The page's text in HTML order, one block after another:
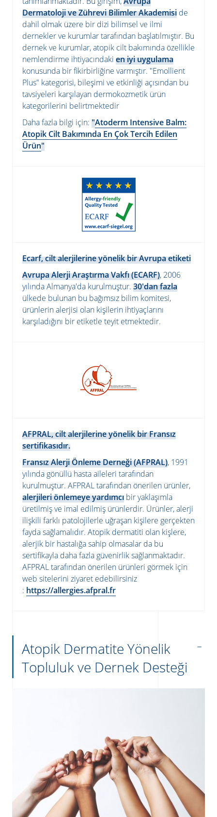
Dermatoloji ve Zührevi Bilimler Akademisi de
dahil olmak üzere bir dizi bilimsel ve ilmi
dernekler ve kurumlar tarafından başlatılmıştır. Bu
dernek ve kurumlar, atopik cilt bakımında özellikle
nemlendirme ihtiyacındaki en iyi uygulama
konusunda bir fikirbirliğine varmıştır. "Emollient
Plus" kategorisi, bileşimi ve etkinliği açısından bu
tavsiyeleri karşılayan dermokozmetik ürün
kategorilerini belirtmektedir
Daha fazla bilgi için: "Atoderm Intensive Balm:
Atopik Cilt Bakımında En Çok Tercih Edilen
Ürün"
Ecarf,cilt alerjilerine yönelik bir Avrupa etiketi
Avrupa Alerji Araştırma Vakfı (ECARF), 2006
yılında Almanya'da kurulmuştur. 30'dan fazla
ülkede bulunan bu bağımsız bilim komitesi,
ürünlerin alerjisi olan kişilerin ihtiyaçlarını
karşıladığını bir etiketle teyit etmektedir.
AFPRAL,cilt alerjilerine yönelik bir Fransız
sertifikasıdır.
Fransız Alerji Önleme Derneği (AFPRAL), 1991
yılında gönüllü hasta aileleri tarafından
kurulmuştur. AFPRAL tarafından önerilen ürünler,
alerjileri önlemeye yardımcı bir yaklaşımla
üretilmiş ve imal edilmiş ürünlerdir. Ürünler, alerji
ilişkili farklı patolojilerle uğraşan kişilere gerçekten
fayda sağlamalıdır. Atopik dermatiti olan kişlere,
alerjik bir hastalığa sahip olmasalar da bu
sertifikayla daha fazla güvenirlik sağlanmaktadır.
AFPRAL tarafından önerilen ürünleri görmek için
web sitelerini ziyaret edebilirsiniz
: https://allergies.afpral.fr
Atopik Dermatite Yönelik
Topluluk ve Dernek Desteği